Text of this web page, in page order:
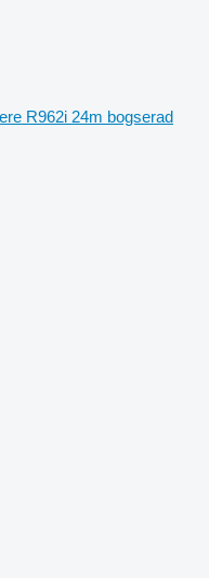
R962i 24m bogserad